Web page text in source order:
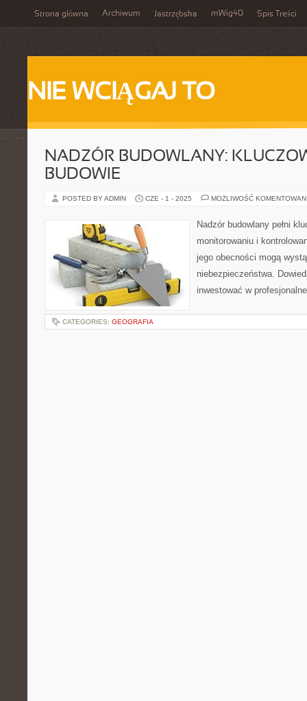
Strona główna Archiwum Jastrzębska mWig40 Spis Treści
NIE WCIĄGAJ TO
NADZÓR BUDOWLANY:
BUDOWIE
POSTED BY ADMIN CZE - 1 - 2025 MOŻLIWOŚĆ
Nadzór budowlany pełni
monitorowaniu i
jego obecności mogą
niebezpieczeństwa.
inwestować w
CATEGORIES: GEOGRAFIA